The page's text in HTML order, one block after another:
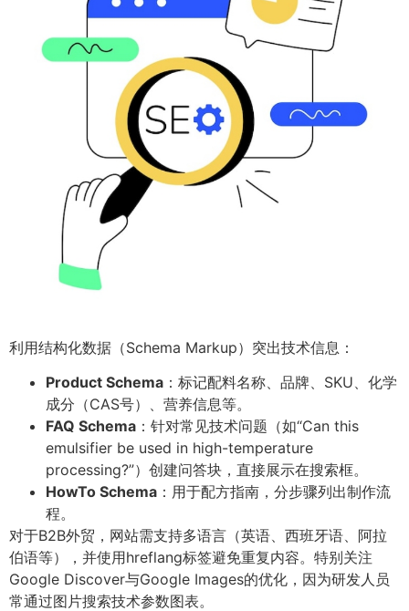
利用结构化数据（Schema Markup）突出技术信息：
Product Schema ：标记配料名称、品牌、SKU、化学
成分（CAS号）、营养信息等。
FAQ Schema ：针对常见技术问题（如“Can this
emulsifier be used in high-temperature
processing?”）创建问答块，直接展示在搜索框。
HowTo Schema ：用于配方指南，分步骤列出制作流
程。
对于B2B外贸，网站需支持多语言（英语、西班牙语、阿拉
伯语等），并使用hreflang标签避免重复内容。特别关注
Google Discover与Google Images的优化，因为研发人员
常通过图片搜索技术参数图表。